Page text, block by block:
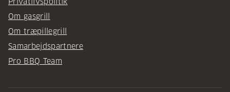
Om gasgrill
Om træpillegrill
Samarbejdspartnere
Pro BBQ Team